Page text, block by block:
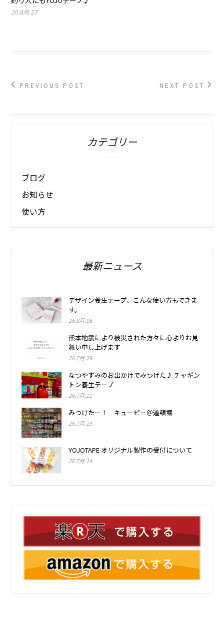
20.8月.27
PREVIOUS POST NEXT POST
カテゴリー
ブログ
お知らせ
使い方
最新ニュース
デザイン養生テープ、こんな使い方もできま
す。
26.8月.05
熊本地震により被災された方々に心よりお見
舞い申し上げます
26.7月.29
なつやすみのお出かけでみつけた♪ チャギン
トン養生テープ
26.7月.22
みつけたー！ キューピー＠道頓堀
26.7月.15
YOJOTAPE オリジナル製作の受付について
26.7月.14